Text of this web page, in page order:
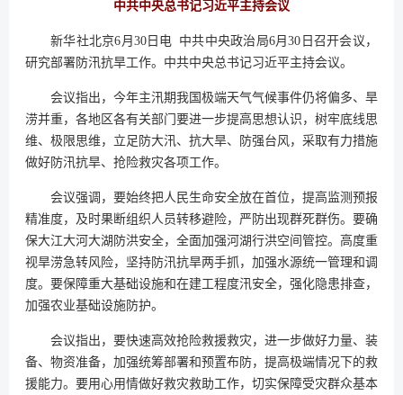
中共中央总书记习近平主持会议
新华社北京6月30日电 中共中央政治局6月30日召开会议，
研究部署防汛抗旱工作。中共中央总书记习近平主持会议。
会议指出，今年主汛期我国极端天气气候事件仍将偏多、旱
涝并重，各地区各有关部门要进一步提高思想认识，树牢底线思
维、极限思维，立足防大汛、抗大旱、防强台风，采取有力措施
做好防汛抗旱、抢险救灾各项工作。
会议强调，要始终把人民生命安全放在首位，提高监测预报
精准度，及时果断组织人员转移避险，严防出现群死群伤。要确
保大江大河大湖防洪安全，全面加强河湖行洪空间管控。高度重
视旱涝急转风险，坚持防汛抗旱两手抓，加强水源统一管理和调
度。要保障重大基础设施和在建工程度汛安全，强化隐患排查，
加强农业基础设施防护。
会议指出，要快速高效抢险救援救灾，进一步做好力量、装
备、物资准备，加强统筹部署和预置布防，提高极端情况下的救
援能力。要用心用情做好救灾救助工作，切实保障受灾群众基本